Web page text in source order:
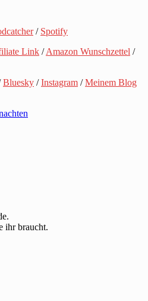
/ Spotify
Link /Amazon Wunschzettel /
Bluesky /Instagram /Meinem Blog
ihr braucht.